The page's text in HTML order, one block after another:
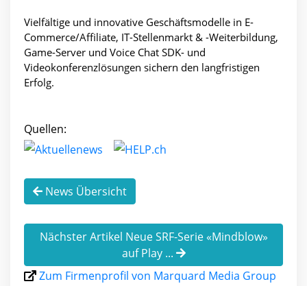
Vielfältige und innovative Geschäftsmodelle in E-
Commerce/Affiliate, IT-Stellenmarkt & -Weiterbildung,
Game-Server und Voice Chat SDK- und
Videokonferenzlösungen sichern den langfristigen
Erfolg.
Quellen:
News Übersicht
Nächster Artikel Neue SRF-Serie «Mindblow»
auf Play ...
Zum Firmenprofil von Marquard Media Group